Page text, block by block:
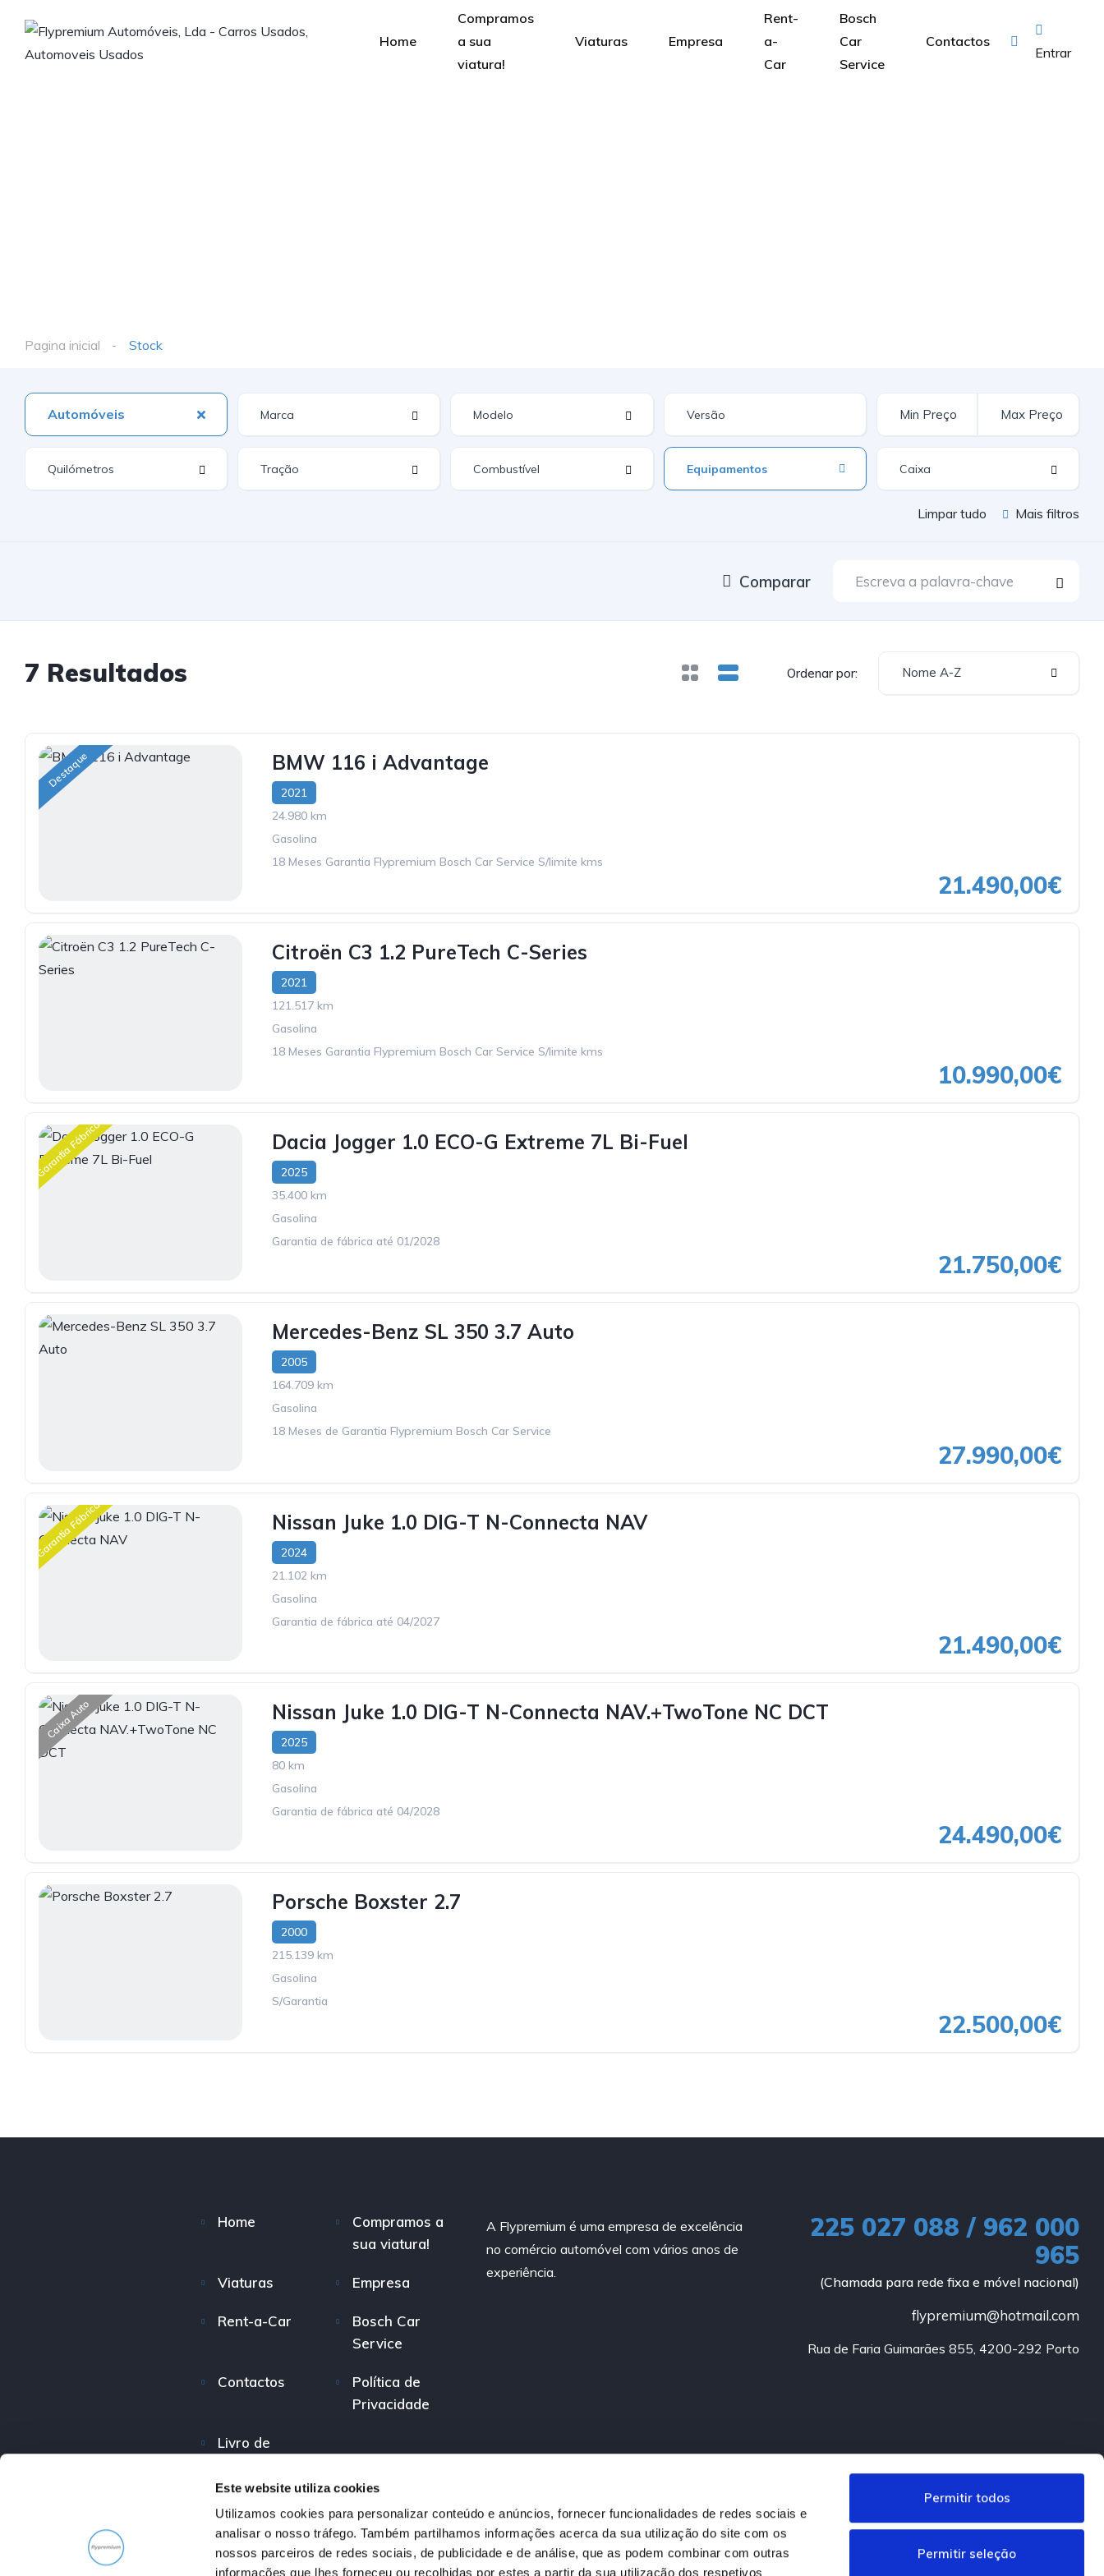
Este website utiliza cookies
Utilizamos cookies para personalizar conteúdo e anúncios, fornecer funcionalidades de redes sociais e
analisar o nosso tráfego. Também partilhamos informações acerca da sua utilização do site com os
nossos parceiros de redes sociais, de publicidade e de análise, que as podem combinar com outras
informações que lhes forneceu ou recolhidas por estes a partir da sua utilização dos respetivos
Permitir todos
Permitir seleção
Home
Compramos
a sua
viatura!
Viaturas Empresa
Rent-
a-
Car
Bosch
Car
Service
Contactos
Entrar
Pagina inicial Stock
Automóveis
Equipamentos
Limpar tudo Mais filtros
Comparar
7 Resultados Ordenar por: Nome A-Z
Destaque BMW 116 i Advantage
2021
24.980 km
Gasolina
18 Meses Garantia Flypremium Bosch Car Service S/limite kms
21.490,00€
Citroën C3 1.2 PureTech C-Series
2021
121.517 km
Gasolina
18 Meses Garantia Flypremium Bosch Car Service S/limite kms
10.990,00€
Garantia Fábrica Dacia Jogger 1.0 ECO-G Extreme 7L Bi-Fuel
2025
35.400 km
Gasolina
Garantia de fábrica até 01/2028
21.750,00€
Mercedes-Benz SL 350 3.7 Auto
2005
164.709 km
Gasolina
18 Meses de Garantia Flypremium Bosch Car Service
27.990,00€
Garantia Fábrica Nissan Juke 1.0 DIG-T N-Connecta NAV
2024
21.102 km
Gasolina
Garantia de fábrica até 04/2027
21.490,00€
Caixa Auto Nissan Juke 1.0 DIG-T N-Connecta NAV.+TwoTone NC DCT
2025
80 km
Gasolina
Garantia de fábrica até 04/2028
24.490,00€
Porsche Boxster 2.7
2000
215.139 km
Gasolina
S/Garantia
22.500,00€
Home
Compramos a
sua viatura!
Viaturas Empresa
Rent-a-Car
Bosch Car
Service
Contactos
Política de
Privacidade
Livro de
A Flypremium é uma empresa de excelência
no comércio automóvel com vários anos de
experiência.
225 027 088 / 962 000
965
(Chamada para rede fixa e móvel nacional)
flypremium@hotmail.com
Rua de Faria Guimarães 855, 4200-292 Porto